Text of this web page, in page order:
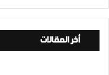
أخر المقالات